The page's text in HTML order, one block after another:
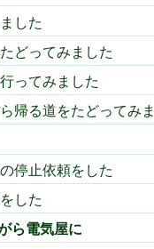
した
どってみました
ってみました
帰る道をたどってみ
停止依頼をした
した
ら電気屋に